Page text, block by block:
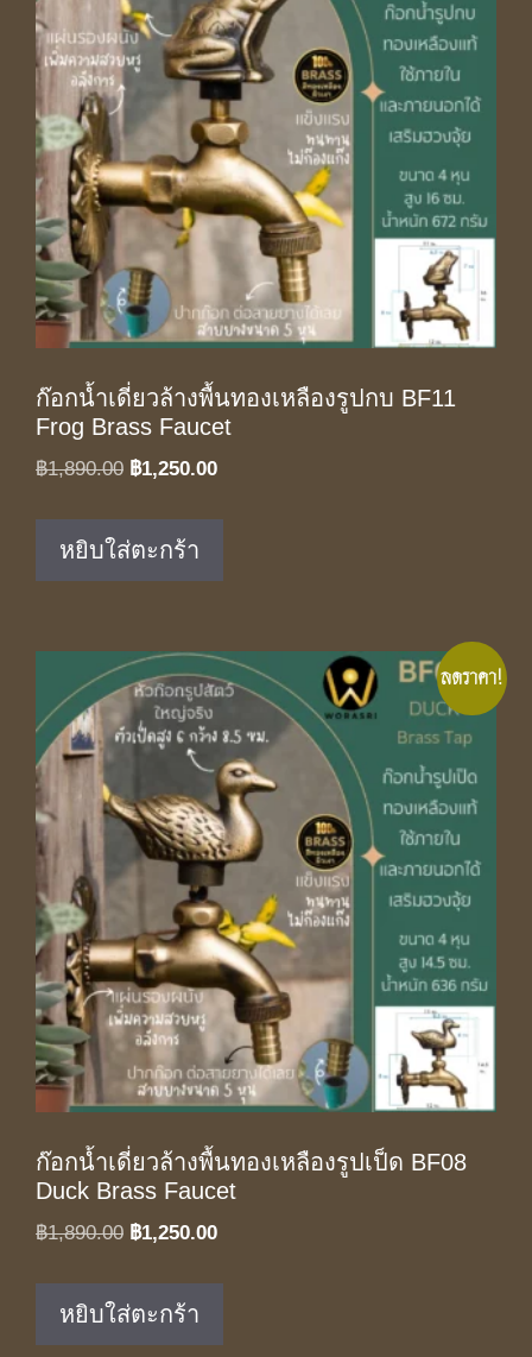
ก๊อกน้ำเดี่ยวล้างพื้นทองเหลืองรูปกบ BF11
Frog Brass Faucet
฿1,890.00 Original
฿1,890.00.
฿1,250.00Current
หยิบใส่ตะกร้า
ลดราคา!
ก๊อกน้ำเดี่ยวล้างพื้นทองเหลืองรูปเป็ด BF08
Duck Brass Faucet
฿1,890.00 Original
฿1,890.00.
฿1,250.00Current
หยิบใส่ตะกร้า